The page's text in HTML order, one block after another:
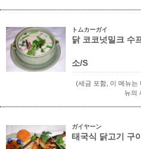
トムカーガイ
닭 코코넛밀크 수
소/S
(세금 포함, 이 메뉴는
뉴의
ガイヤーン
태국식 닭고기 구이